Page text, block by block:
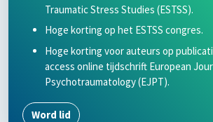
Traumatic Stress Studies (ESTSS).
Hoge korting op het ESTSS congres.
Hoge korting voor auteurs op
access online tijdschrift European
Psychotraumatology (EJPT).
Word lid